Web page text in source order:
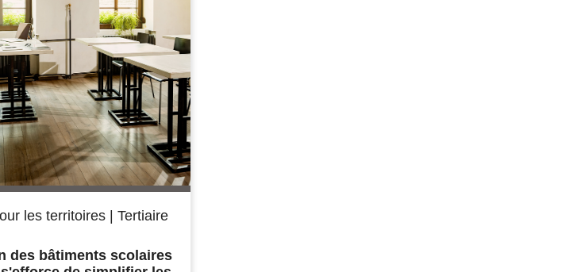
les territoires
Tertiaire
des bâtiments scolaires